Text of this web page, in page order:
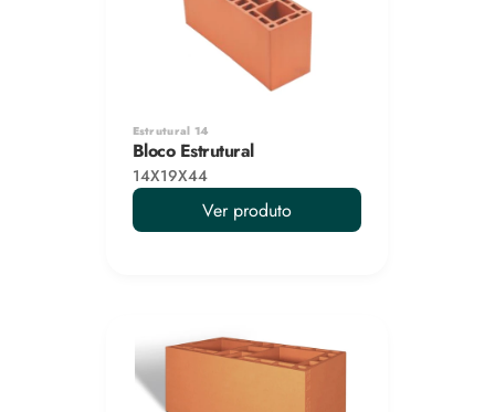
Estrutural 14
Bloco Estrutural
14X19X44
Ver produto